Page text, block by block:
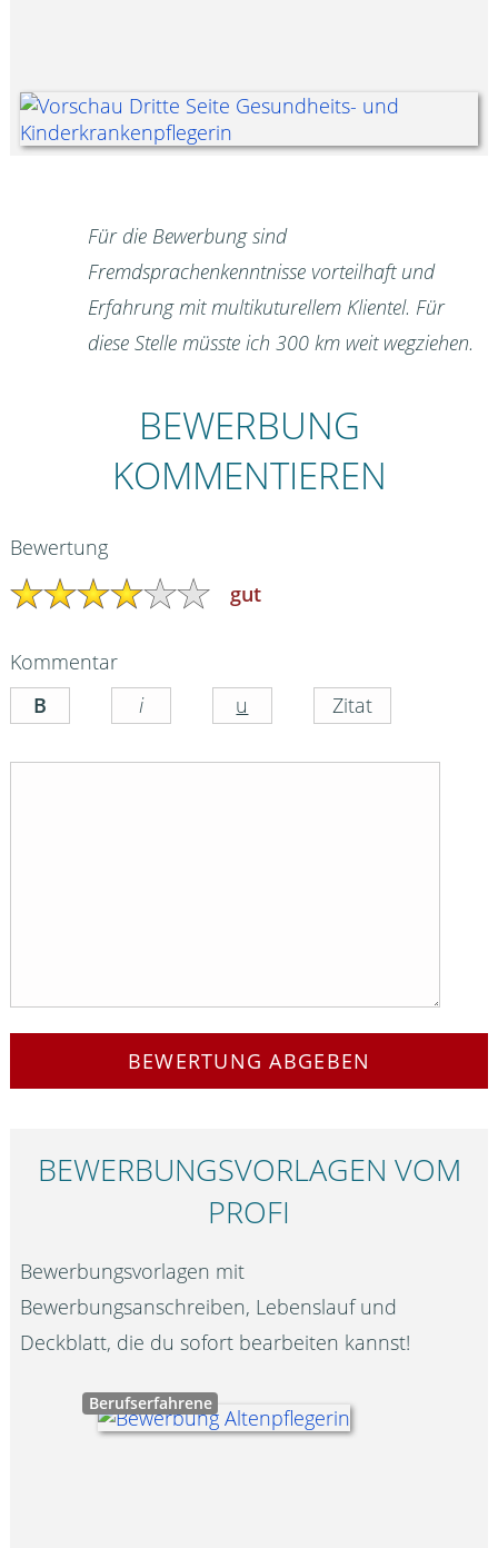
Für die Bewerbung sind
Fremdsprachenkenntnisse vorteilhaft und
Erfahrung mit multikuturellem Klientel. Für
diese Stelle müsste ich 300 km weit wegziehen.
BEWERBUNG
KOMMENTIEREN
Bewertung
gut
Kommentar
BEWERTUNG ABGEBEN
BEWERBUNGS­VORLAGEN VOM
PROFI
Bewerbungsvorlagen mit
Bewerbungsanschreiben, Lebenslauf und
Deckblatt, die du sofort bearbeiten kannst!
Berufserfahrene